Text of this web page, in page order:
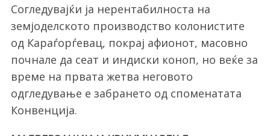
Согледувајќи ја нерентабилноста на
земјоделското производство колонистите
од Караѓорѓевац, покрај афионот, масовно
почнале да сеат и индиски коноп, но веќе за
време на првата жетва неговото
одгледување е забрането од споменатата
Конвенција.